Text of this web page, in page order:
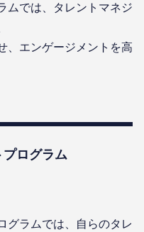
ムでは、タレントマネジ
、エンゲージメントを高
ログラム
グラムでは、自らのタレ